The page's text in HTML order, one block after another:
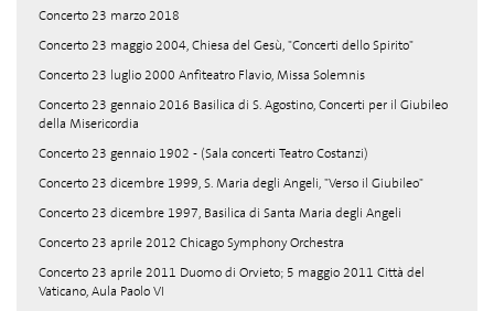
Concerto 23 marzo 2018
Concerto 23 maggio 2004, Chiesa del Gesù, "Concerti dello Spirito"
Concerto 23 luglio 2000 Anfiteatro Flavio, Missa Solemnis
Concerto 23 gennaio 2016 Basilica di S. Agostino, Concerti per il Giubileo
della Misericordia
Concerto 23 gennaio 1902 - (Sala concerti Teatro Costanzi)
Concerto 23 dicembre 1999, S. Maria degli Angeli, "Verso il Giubileo"
Concerto 23 dicembre 1997, Basilica di Santa Maria degli Angeli
Concerto 23 aprile 2012 Chicago Symphony Orchestra
Concerto 23 aprile 2011 Duomo di Orvieto; 5 maggio 2011 Città del
Vaticano, Aula Paolo VI